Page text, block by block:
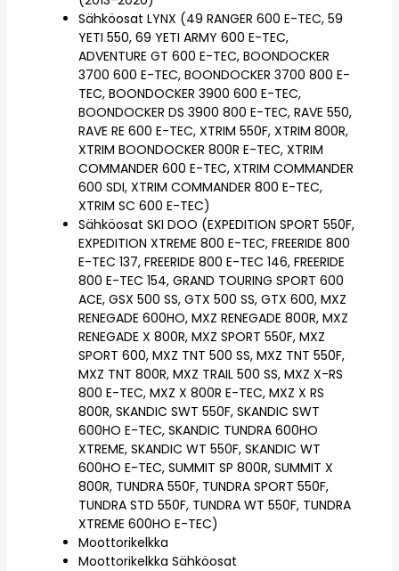
Sähköosat LYNX (49 RANGER 600 E-TEC, 59
YETI 550, 69 YETI ARMY 600 E-TEC,
ADVENTURE GT 600 E-TEC, BOONDOCKER
3700 600 E-TEC, BOONDOCKER 3700 800 E-
TEC, BOONDOCKER 3900 600 E-TEC,
BOONDOCKER DS 3900 800 E-TEC, RAVE 550,
RAVE RE 600 E-TEC, XTRIM 550F, XTRIM 800R,
XTRIM BOONDOCKER 800R E-TEC, XTRIM
COMMANDER 600 E-TEC, XTRIM COMMANDER
600 SDI, XTRIM COMMANDER 800 E-TEC,
XTRIM SC 600 E-TEC)
Sähköosat SKI DOO (EXPEDITION SPORT 550F,
EXPEDITION XTREME 800 E-TEC, FREERIDE 800
E-TEC 137, FREERIDE 800 E-TEC 146, FREERIDE
800 E-TEC 154, GRAND TOURING SPORT 600
ACE, GSX 500 SS, GTX 500 SS, GTX 600, MXZ
RENEGADE 600HO, MXZ RENEGADE 800R, MXZ
RENEGADE X 800R, MXZ SPORT 550F, MXZ
SPORT 600, MXZ TNT 500 SS, MXZ TNT 550F,
MXZ TNT 800R, MXZ TRAIL 500 SS, MXZ X-RS
800 E-TEC, MXZ X 800R E-TEC, MXZ X RS
800R, SKANDIC SWT 550F, SKANDIC SWT
600HO E-TEC, SKANDIC TUNDRA 600HO
XTREME, SKANDIC WT 550F, SKANDIC WT
600HO E-TEC, SUMMIT SP 800R, SUMMIT X
800R, TUNDRA 550F, TUNDRA SPORT 550F,
TUNDRA STD 550F, TUNDRA WT 550F, TUNDRA
XTREME 600HO E-TEC)
Moottorikelkka
Moottorikelkka Sähköosat